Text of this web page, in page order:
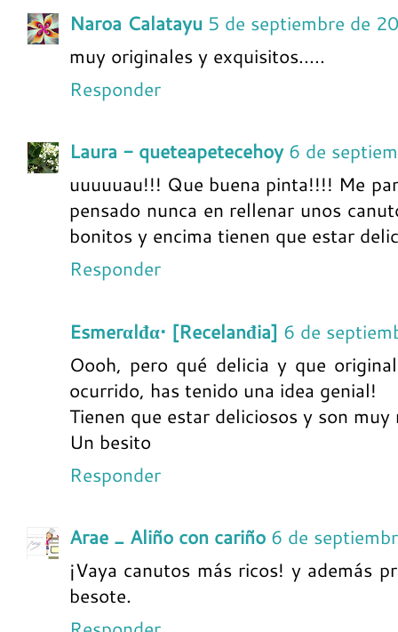
Naroa Calatayu 5 de septiembre de
muy originales y exquisitos.....
Responder
Laura - queteapetecehoy 6 de
uuuuuau!!! Que buena pinta!!!! Me
pensado nunca en rellenar unos
bonitos y encima tienen que estar
Responder
Esmerαlđα• [Recelanđia] 6 de
Oooh, pero qué delicia y que
ocurrido, has tenido una idea genial!
Tienen que estar deliciosos y son
Un besito
Responder
Arae _ Aliño con cariño 6 de
¡Vaya canutos más ricos! y además
besote.